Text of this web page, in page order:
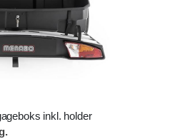
inkl. holder